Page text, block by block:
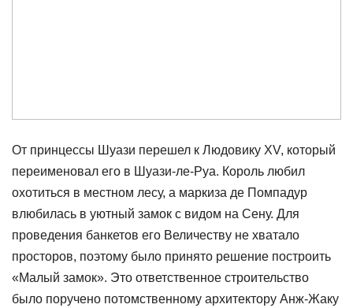
От принцессы Шуази перешел к Людовику XV, который
переименовал его в Шуази-ле-Руа. Король любил
охотиться в местном лесу, а маркиза де Помпадур
влюбилась в уютный замок с видом на Сену. Для
проведения банкетов его Величеству не хватало
просторов, поэтому было принято решение построить
«Малый замок». Это ответственное строительство
было поручено потомственному архитектору Анж-Жаку